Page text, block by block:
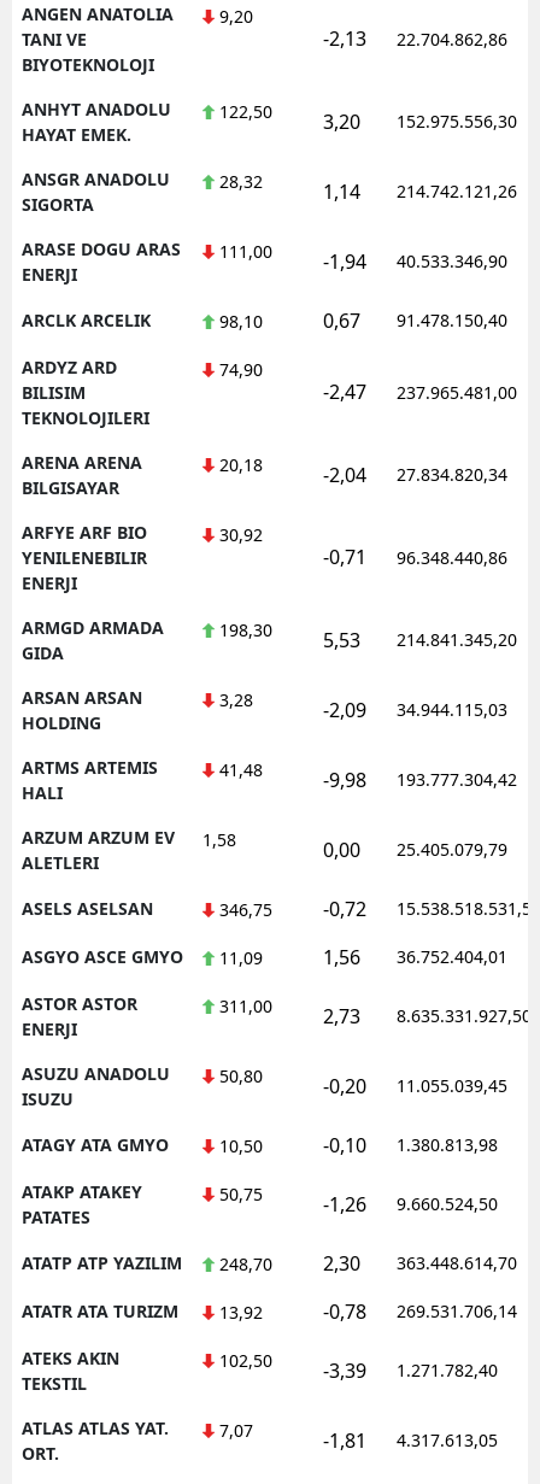
ANGEN ANATOLIA
TANI VE
BIYOTEKNOLOJI
9,20
-2,13 22.704.862,86
ANHYT ANADOLU
HAYAT EMEK.
122,50 3,20 152.975.556,30
ANSGR ANADOLU
SIGORTA
28,32 1,14 214.742.121,26
ARASE DOGU ARAS
ENERJI
111,00 -1,94 40.533.346,90
ARCLK ARCELIK 98,10 0,67 91.478.150,40
ARDYZ ARD
BILISIM
TEKNOLOJILERI
74,90
-2,47 237.965.481,00
ARENA ARENA
BILGISAYAR
20,18 -2,04 27.834.820,34
ARFYE ARF BIO
YENILENEBILIR
ENERJI
30,92
-0,71 96.348.440,86
ARMGD ARMADA
GIDA
198,30 5,53 214.841.345,20
ARSAN ARSAN
HOLDING
3,28 -2,09 34.944.115,03
ARTMS ARTEMIS
HALI
41,48 -9,98 193.777.304,42
ARZUM ARZUM EV
ALETLERI
1,58 0,00 25.405.079,79
ASELS ASELSAN 346,75 -0,72 15.538.518.531,50
ASGYO ASCE GMYO 11,09 1,56 36.752.404,01
ASTOR ASTOR
ENERJI
311,00 2,73 8.635.331.927,50
ASUZU ANADOLU
ISUZU
50,80 -0,20 11.055.039,45
ATAGY ATA GMYO 10,50 -0,10 1.380.813,98
ATAKP ATAKEY
PATATES
50,75 -1,26 9.660.524,50
ATATP ATP YAZILIM 248,70 2,30 363.448.614,70
ATATR ATA TURIZM 13,92 -0,78 269.531.706,14
ATEKS AKIN
TEKSTIL
102,50 -3,39 1.271.782,40
ATLAS ATLAS YAT.
ORT.
7,07 -1,81 4.317.613,05